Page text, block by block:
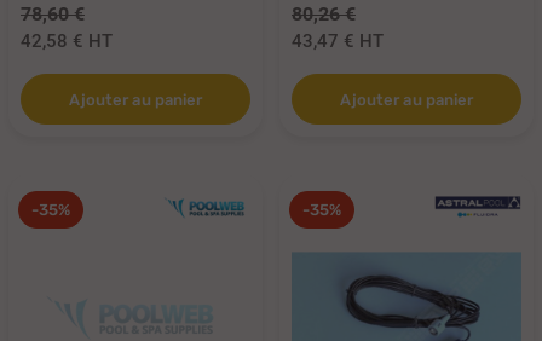
78,60 €
42,58 € HT
Ajouter au panier
80,26 €
43,47 € HT
Ajouter au panier
-35% -35%